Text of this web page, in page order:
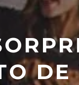
DE